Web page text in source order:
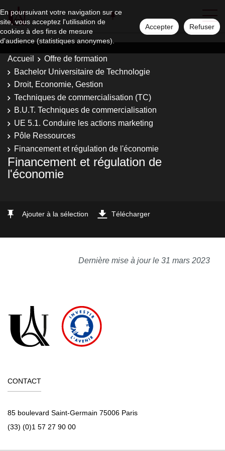
En poursuivant votre navigation sur ce
site, vous acceptez l'utilisation de
cookies à des fins de mesure
d'audience (statistiques anonymes).
Accepter Refuser
Accueil
Offre de formation
Bachelor Universitaire de Technologie
Droit, Economie, Gestion
Techniques de commercialisation (TC)
B.U.T. Techniques de commercialisation
UE 5.1. Conduire les actions marketing
Pôle Ressources
Financement et régulation de l'économie
Financement et régulation de
l'économie
Ajouter à la sélection Télécharger
Dernière mise à jour le 31 mars 2023
CONTACT
85 boulevard Saint-Germain 75006 Paris
(33) (0)1 57 27 90 00